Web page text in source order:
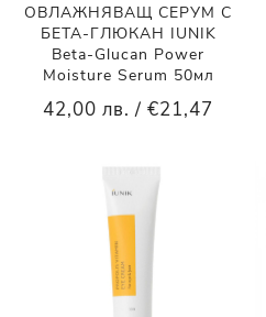
ОВЛАЖНЯВАЩ СЕРУМ С
БЕТА-ГЛЮКАН IUNIK
Beta-Glucan Power
Moisture Serum 50мл
42,00 лв. / €21,47